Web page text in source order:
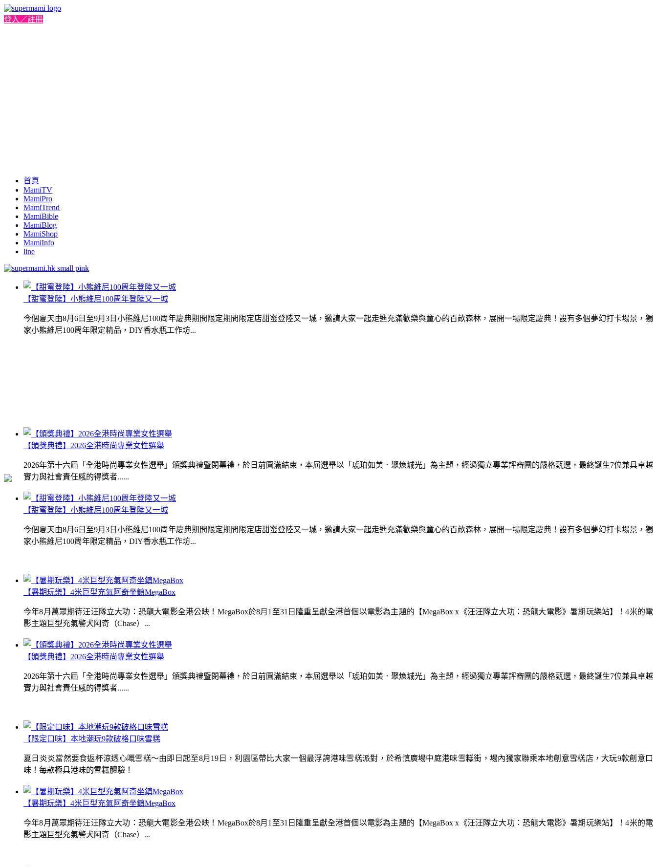
登入／註冊
首頁
MamiTV
MamiPro
MamiTrend
MamiBible
MamiBlog
MamiShop
MamiInfo
line
【甜蜜登陸】小熊維尼100周年登陸又一城
今個夏天由8月6日至9月3日小熊維尼100周年慶典期間限定期間限定店甜蜜登陸又一城，邀請大家一起走進充滿歡樂與童心的百畝森林，展開一場限定慶典！設有多個夢幻打卡場景，獨
家小熊維尼100周年限定精品，DIY香水瓶工作坊...
【頒獎典禮】2026全港時尚專業女性選舉
2026年第十六屆「全港時尚專業女性選舉」頒獎典禮暨閉幕禮，於日前圓滿結束，本屆選舉以「琥珀如美．聚煥城光」為主題，經過獨立專業評審團的嚴格甄選，最終誕生7位兼具卓越
實力與社會責任感的得獎者......
【暑期玩樂】4米巨型充氣阿奇坐鎮MegaBox
今年8月萬眾期待汪汪隊立大功：恐龍大電影全港公映！MegaBox於8月1至31日隆重呈獻全港首個以電影為主題的【MegaBox x《汪汪隊立大功：恐龍大電影》暑期玩樂站】！4米的電
影主題巨型充氣警犬阿奇（Chase）...
【限定口味】本地潮玩9款破格口味雪糕
夏日炎炎當然要食返杯涼透心嘅雪糕～由即日起至8月19日，利園區帶比大家一個最浮誇港味雪糕派對，於希慎廣場中庭港味雪糕街，場內獨家聯乘本地創意雪糕店，大玩9款創意口
味！每款極具港味的雪糕體驗！
【甜蜜登陸】小熊維尼100周年登陸又一城
今個夏天由8月6日至9月3日小熊維尼100周年慶典期間限定期間限定店甜蜜登陸又一城，邀請大家一起走進充滿歡樂與童心的百畝森林，展開一場限定慶典！設有多個夢幻打卡場景，獨
家小熊維尼100周年限定精品，DIY香水瓶工作坊...
【頒獎典禮】2026全港時尚專業女性選舉
2026年第十六屆「全港時尚專業女性選舉」頒獎典禮暨閉幕禮，於日前圓滿結束，本屆選舉以「琥珀如美．聚煥城光」為主題，經過獨立專業評審團的嚴格甄選，最終誕生7位兼具卓越
實力與社會責任感的得獎者......
【暑期玩樂】4米巨型充氣阿奇坐鎮MegaBox
今年8月萬眾期待汪汪隊立大功：恐龍大電影全港公映！MegaBox於8月1至31日隆重呈獻全港首個以電影為主題的【MegaBox x《汪汪隊立大功：恐龍大電影》暑期玩樂站】！4米的電
影主題巨型充氣警犬阿奇（Chase）...